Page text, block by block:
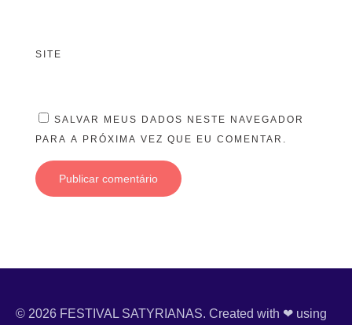
SITE
SALVAR MEUS DADOS NESTE NAVEGADOR
PARA A PRÓXIMA VEZ QUE EU COMENTAR.
© 2026 FESTIVAL SATYRIANAS. Created with ❤ using